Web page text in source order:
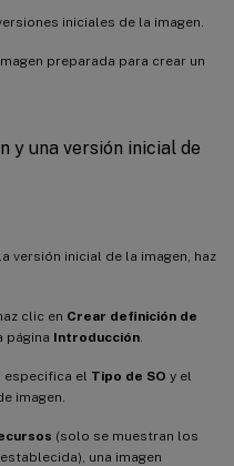
iniciales de la imagen.
preparada para crear un
y una versión inicial de
versión inicial de la imagen, haz
clic en Crear definición de
página Introducción
, especifica el Tipo de SO y el
imagen.
(solo se muestran los
una imagen